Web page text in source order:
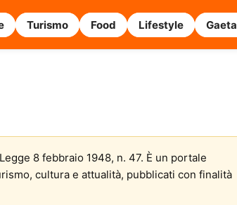
Turismo Food Lifestyle Gaeta
8 febbraio 1948, n. 47. È un portale
cultura e attualità, pubblicati con finalità